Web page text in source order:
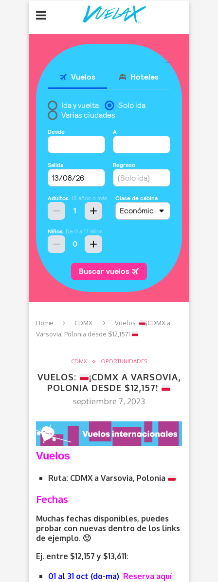
Home CDMX Vuelos:
¡CDMX a
Varsovia, Polonia desde $12,157!
CDMX OPORTUNIDADES
VUELOS:
¡CDMX A VARSOVIA,
POLONIA DESDE $12,157!
septiembre 7, 2023
Vuelos
Ruta: CDMX a Varsovia, Polonia
Fechas
Muchas fechas disponibles, puedes
probar con nuevas dentro de los links
de ejemplo. 🙂
Ej. entre $12,157 y $13,611:
01 al 31 oct (do-ma) Reserva aquí